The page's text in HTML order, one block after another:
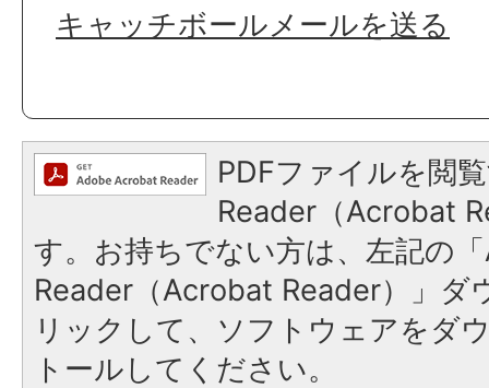
キャッチボールメールを送る
PDFファイルを閲
Reader（Acrobat
す。お持ちでない方は、左記の
Reader（Acrobat Reader）」ダ
リックして、ソフトウェアをダ
トールしてください。